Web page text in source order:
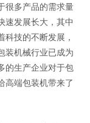
很多产品的需求量
速发展长大，其中
技的不断发展，
装机械行业已成为
的生产企业对于包
高端包装机带来了